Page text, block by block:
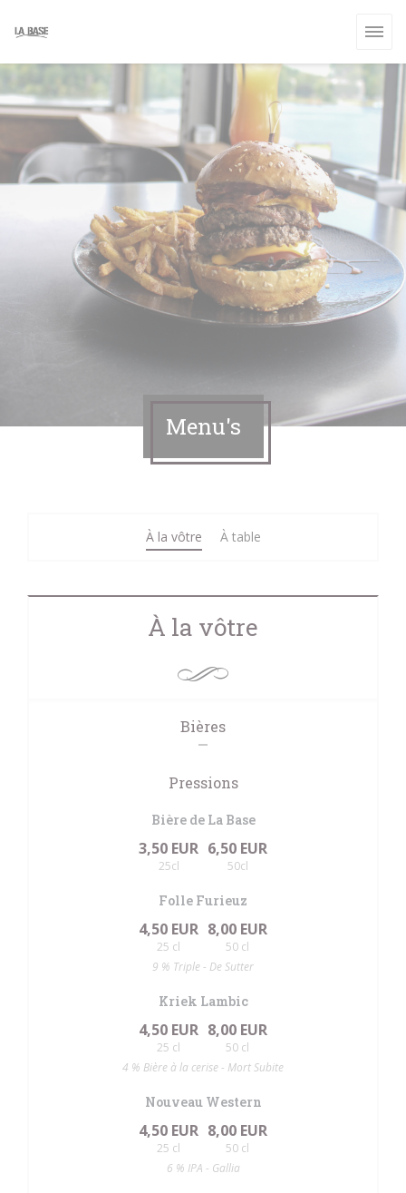
Menu's
À la vôtre À table
À la vôtre
Bières
Pressions
Bière de La Base
3,50 EUR
25cl
6,50 EUR
50cl
Folle Furieuz
4,50 EUR
25 cl
8,00 EUR
50 cl
9 % Triple - De Sutter
Kriek Lambic
4,50 EUR
25 cl
8,00 EUR
50 cl
4 % Bière à la cerise - Mort Subite
Nouveau Western
4,50 EUR
25 cl
8,00 EUR
50 cl
6 % IPA - Gallia